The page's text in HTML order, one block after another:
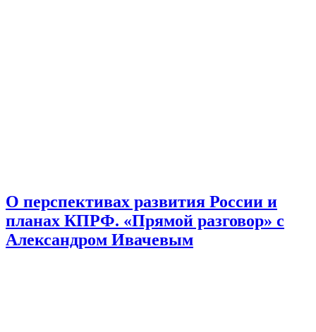
О перспективах развития России и
планах КПРФ. «Прямой разговор» с
Александром Ивачевым